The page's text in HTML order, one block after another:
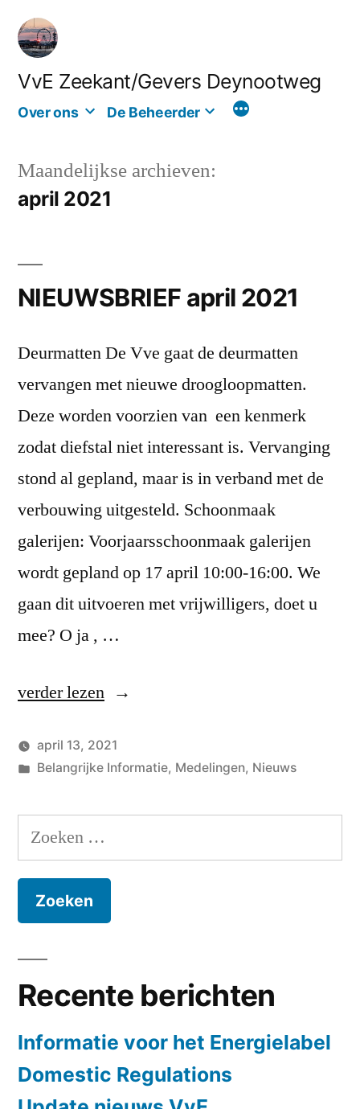
naar
inhoud
VvE Zeekant/Gevers Deynootweg
Over ons De Beheerder
Maandelijkse archieven:
april 2021
NIEUWSBRIEF april 2021
Deurmatten De Vve gaat de deurmatten
vervangen met nieuwe droogloopmatten.
Deze worden voorzien van een kenmerk
zodat diefstal niet interessant is. Vervanging
stond al gepland, maar is in verband met de
verbouwing uitgesteld. Schoonmaak
galerijen: Voorjaarsschoonmaak galerijen
wordt gepland op 17 april 10:00-16:00. We
gaan dit uitvoeren met vrijwilligers, doet u
mee? O ja , …
“NIEUWSBRIEF
2021”
verder lezen
Geplaatst
Hans
april 13, 2021
Geplaatst
Belangrijke Informatie, Medelingen, Nieuws
een
achter
Zoeken
naar:
Recente berichten
Informatie voor het Energielabel
Domestic Regulations